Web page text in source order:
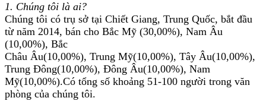
1. Chúng tôi là ai?
Chúng tôi có trụ sở tại Chiết Giang, Trung Quốc, bắt đầu
từ năm 2014, bán cho Bắc Mỹ (30,00%), Nam Âu
(10,00%), Bắc
Châu Âu(10,00%), Trung Mỹ(10,00%), Tây Âu(10,00%),
Trung Đông(10,00%), Đông Âu(10,00%), Nam
Mỹ(10,00%).Có tổng số khoảng 51-100 người trong văn
phòng của chúng tôi.